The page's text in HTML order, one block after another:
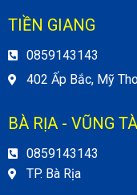
TIỀN GIANG
0859143143
402 Ấp Bắc, Mỹ
BÀ RỊA - VŨNG
0859143143
TP. Bà Rịa